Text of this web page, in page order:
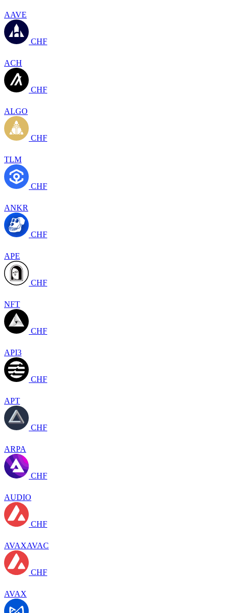
AAVE
CHF
ACH
CHF
ALGO
CHF
TLM
CHF
ANKR
CHF
APE
CHF
NFT
CHF
API3
CHF
APT
CHF
ARPA
CHF
AUDIO
CHF
AVAXAVAC
CHF
AVAX